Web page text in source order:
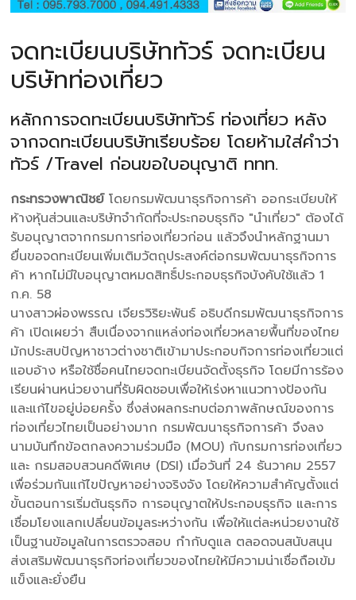
จดทะเบียนบริษัททัวร์ จดทะเบียน
บริษัทท่องเที่ยว
หลักการจดทะเบียนบริษัททัวร์ ท่องเที่ยว หลัง
จากจดทะเบียนบริษัทเรียบร้อย โดยห้ามใส่คำว่า
ทัวร์ /Travel ก่อนขอใบอนุญาติ ททท.
กระทรวงพาณิชย์โดยกรมพัฒนาธุรกิจการค้า ออกระเบียบให้
ห้างหุ้นส่วนและบริษัทจำกัดที่จะประกอบธุรกิจ "นำเที่ยว" ต้องได้
รับอนุญาตจากกรมการท่องเที่ยวก่อน แล้วจึงนำหลักฐานมา
ยื่นขอจดทะเบียนเพิ่มเติมวัตถุประสงค์ต่อกรมพัฒนาธุรกิจการ
ค้า หากไม่มีใบอนุญาตหมดสิทธิ์ประกอบธุรกิจบังคับใช้แล้ว 1
ก.ค. 58
นางสาวผ่องพรรณ เจียรวิริยะพันธ์ อธิบดีกรมพัฒนาธุรกิจการ
ค้า เปิดเผยว่า สืบเนื่องจากแหล่งท่องเที่ยวหลายพื้นที่ของไทย
มักประสบปัญหาชาวต่างชาติเข้ามาประกอบกิจการท่องเที่ยวแต่
แอบอ้าง หรือใช้ชื่อคนไทยจดทะเบียนจัดตั้งธุรกิจ โดยมีการร้อง
เรียนผ่านหน่วยงานที่รับผิดชอบเพื่อให้เร่งหาแนวทางป้องกัน
และแก้ไขอยู่บ่อยครั้ง ซึ่งส่งผลกระทบต่อภาพลักษณ์ของการ
ท่องเที่ยวไทยเป็นอย่างมาก กรมพัฒนาธุรกิจการค้า จึงลง
นามบันทึกข้อตกลงความร่วมมือ (MOU) กับกรมการท่องเที่ยว
และ กรมสอบสวนคดีพิเศษ (DSI) เมื่อวันที่ 24 ธันวาคม 2557
เพื่อร่วมกันแก้ไขปัญหาอย่างจริงจัง โดยให้ความสำคัญตั้งแต่
ขั้นตอนการเริ่มต้นธุรกิจ การอนุญาตให้ประกอบธุรกิจ และการ
เชื่อมโยงแลกเปลี่ยนข้อมูลระหว่างกัน เพื่อให้แต่ละหน่วยงานใช้
เป็นฐานข้อมูลในการตรวจสอบ กำกับดูแล ตลอดจนสนับสนุน
ส่งเสริมพัฒนาธุรกิจท่องเที่ยวของไทยให้มีความน่าเชื่อถือเข้ม
แข็งและยั่งยืน